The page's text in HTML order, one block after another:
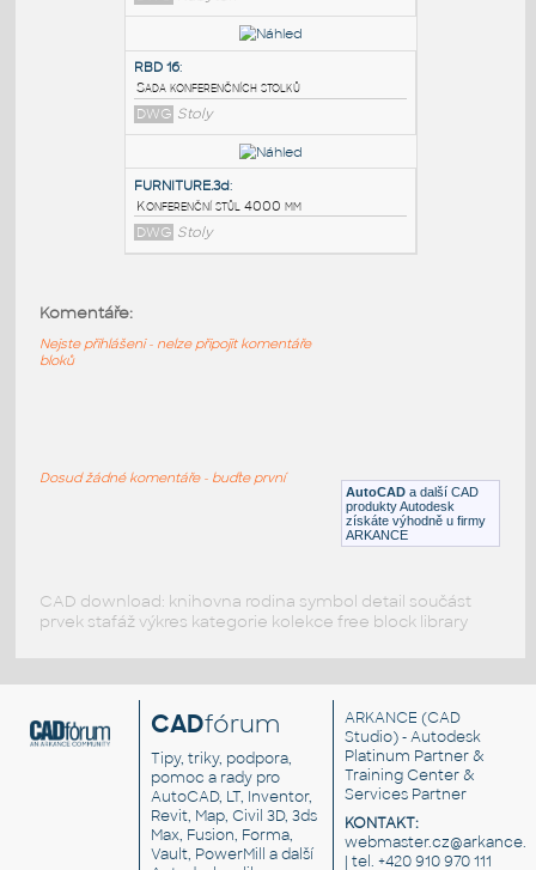
conferense table
221 - konferenční stůl
DWG Stoly
Conference table 4 person:
Kulatý konferenční stolek
DWG Nábytek
Stoly
AutoCAD a další CAD
produkty Autodesk
získáte výhodně u firmy
ARKANCE
Komentáře:
Nejste přihlášeni - nelze připojit komentáře
bloků
Dosud žádné komentáře - buďte první
CAD download: knihovna rodina symbol detail součást
prvek stafáž výkres kategorie kolekce free block library
CADfórum
Tipy, triky, podpora,
pomoc a rady pro
AutoCAD, LT, Inventor,
Revit, Map, Civil 3D, 3ds
Max, Fusion, Forma,
Vault, PowerMill a další
ARKANCE (CAD
Studio) - Autodesk
Platinum Partner &
Training Center &
Services Partner
KONTAKT:
| tel. +420 910 970 111